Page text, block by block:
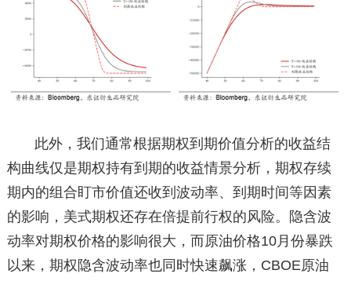
此外，我们通常根据期权到期价值分析的收益结
构曲线仅是期权持有到期的收益情景分析，期权存续
期内的组合盯市价值还收到波动率、到期时间等因素
的影响，美式期权还存在倍提前行权的风险。隐含波
动率对期权价格的影响很大，而原油价格10月份暴跌
以来，期权隐含波动率也同时快速飙涨，CBOE原油